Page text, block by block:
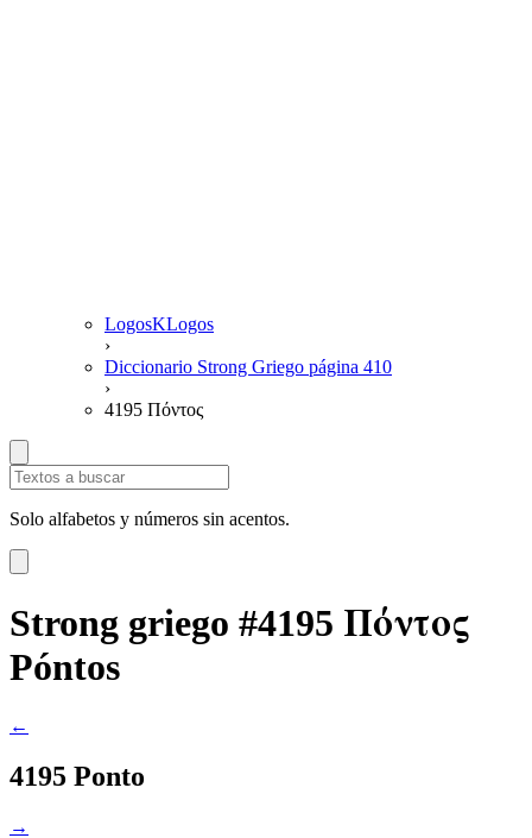
LogosKLogos
›
Diccionario Strong Griego página 410
›
4195 Πόντος
Solo alfabetos y números sin acentos.
Strong griego #4195 Πόντος
Póntos
←
4195 Ponto
→